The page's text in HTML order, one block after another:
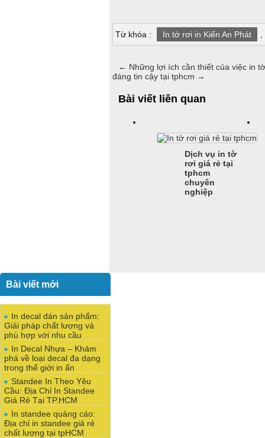
Từ khóa : In tờ rơi in Kiến An Phát
← Những lợi ích cần thiết của việc in
đáng tin cậy tại tphcm →
Bài viết liên quan
Dịch vụ in tờ
rơi giá rẻ tại
tphcm
chuyên
nghiệp
Bài viết mới
In decal dán sản phẩm:
Giải pháp chất lượng và
phù hợp với nhu cầu
In Decal Nhựa – Khám
phá về loại decal đa dạng
trong thế giới in ấn
Standee In Theo Yêu
Cầu: Địa Chỉ In Standee
Giá Rẻ Tại TP.HCM
In standee quảng cáo:
Địa chỉ in standee giá rẻ
chất lượng tại tpHCM